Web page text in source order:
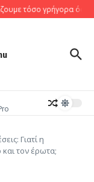
τόσο γρήγορα όσα
Γιατί η
τον έρωτα;